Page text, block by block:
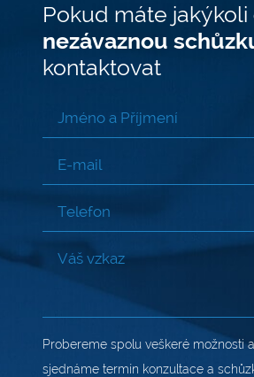
Pokud máte jakýkoli
nezávaznou
kontaktovat
Probereme spolu veškeré možnosti
sjednáme termín konzultace a